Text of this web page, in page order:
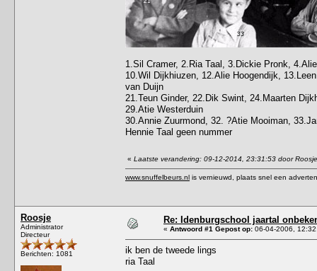
1.Sil Cramer, 2.Ria Taal, 3.Dickie Pronk,
10.Wil Dijkhiuzen, 12.Alie Hoogendijk,
van Duijn
21.Teun Ginder, 22.Dik Swint, 24.Maarten
29.Atie Westerduin
30.Annie Zuurmond, 32. ?Atie Mooiman,
Hennie Taal geen nummer
« Laatste verandering: 09-12-2014, 23:31:53 door Roosje
www.snuffelbeurs.nl is vernieuwd, plaats snel een
Roosje
Administrator
Directeur
Berichten: 1081
Re: Idenburgschool jaartal
« Antwoord #1 Gepost op: 06-04-2006,
ik ben de tweede lings
ria Taal